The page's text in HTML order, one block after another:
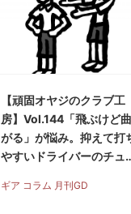
【頑固オヤジのクラブ工
房】Vol.144「飛ぶけど曲
がる」が悩み。抑えて打
やすいドライバーのチュ
ギア コラム 月刊GD